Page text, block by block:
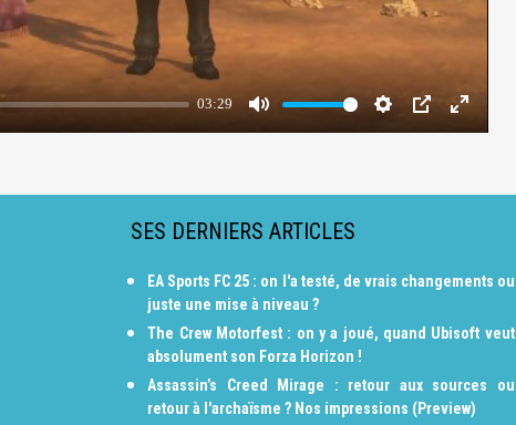
SES DERNIERS ARTICLES
EA Sports FC 25 : on l'a testé, de vrais changements ou
juste une mise à niveau ?
The Crew Motorfest : on y a joué, quand Ubisoft veut
absolument son Forza Horizon !
Assassin’s Creed Mirage : retour aux sources ou
retour à l'archaïsme ? Nos impressions (Preview)